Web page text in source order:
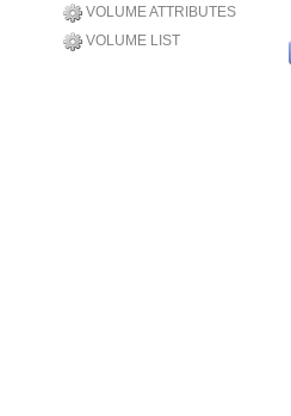
VOLUME ATTRIBUTES
VOLUME LIST